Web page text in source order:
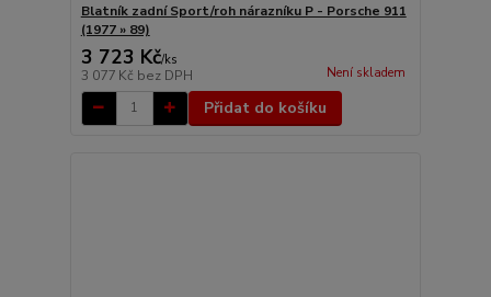
Blatník zadní Sport/roh nárazníku P - Porsche 911
(1977 » 89)
3 723 Kč/ks
3 077 Kč bez DPH Není skladem
Přidat do košíku